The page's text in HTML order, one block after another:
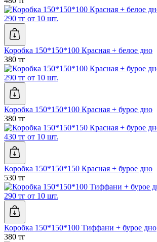
290 тг от 10 шт.
Коробка 150*150*100 Красная + белое дно
380 тг
290 тг от 10 шт.
Коробка 150*150*100 Красная + бурое дно
380 тг
430 тг от 10 шт.
Коробка 150*150*150 Красная + бурое дно
530 тг
290 тг от 10 шт.
Коробка 150*150*100 Тиффани + бурое дно
380 тг